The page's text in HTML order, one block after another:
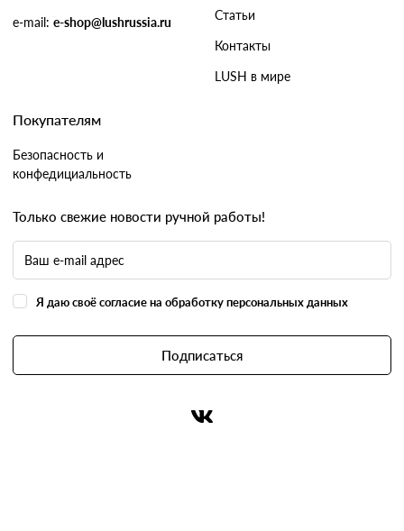
e-mail: e-shop@lushrussia.ru
Статьи
Контакты
LUSH в мире
Покупателям
Безопасность и
конфедициальность
Только свежие новости ручной работы!
Я даю своё согласие на обработку персональных данных
Подписаться